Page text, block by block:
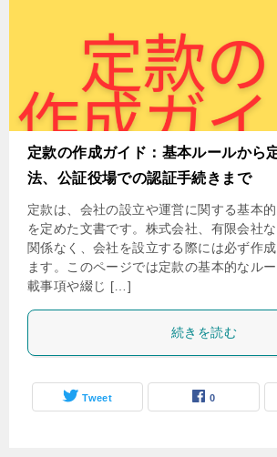
定款の作成ガイド：基本ルールから
法、公証役場での認証手続きまで
定款は、会社の設立や運営に関する基本
を定めた文書です。株式会社、有限会社
関係なく、会社を設立する際には必ず作
ます。このページでは定款の基本的なル
載事項や綴じ […]
続きを読む
Tweet 0